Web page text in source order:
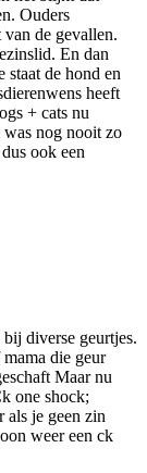
Ouders
van de gevallen.
En dan
de hond en
heeft
+ cats nu
nog nooit zo
ook een
diverse geurtjes.
die geur
Maar nu
one shock;
als je geen zin
weer een ck